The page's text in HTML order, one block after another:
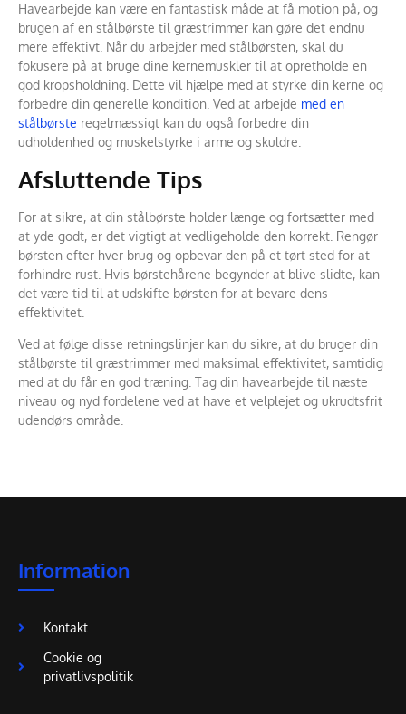
Havearbejde kan være en fantastisk måde at få motion på, og
brugen af en stålbørste til græstrimmer kan gøre det endnu
mere effektivt. Når du arbejder med stålbørsten, skal du
fokusere på at bruge dine kernemuskler til at opretholde en
god kropsholdning. Dette vil hjælpe med at styrke din kerne og
forbedre din generelle kondition. Ved at arbejde med en
stålbørste regelmæssigt kan du også forbedre din
udholdenhed og muskelstyrke i arme og skuldre.
Afsluttende Tips
For at sikre, at din stålbørste holder længe og fortsætter med
at yde godt, er det vigtigt at vedligeholde den korrekt. Rengør
børsten efter hver brug og opbevar den på et tørt sted for at
forhindre rust. Hvis børstehårene begynder at blive slidte, kan
det være tid til at udskifte børsten for at bevare dens
effektivitet.
Ved at følge disse retningslinjer kan du sikre, at du bruger din
stålbørste til græstrimmer med maksimal effektivitet, samtidig
med at du får en god træning. Tag din havearbejde til næste
niveau og nyd fordelene ved at have et velplejet og ukrudtsfrit
udendørs område.
Information
Kontakt
Cookie og
privatlivspolitik